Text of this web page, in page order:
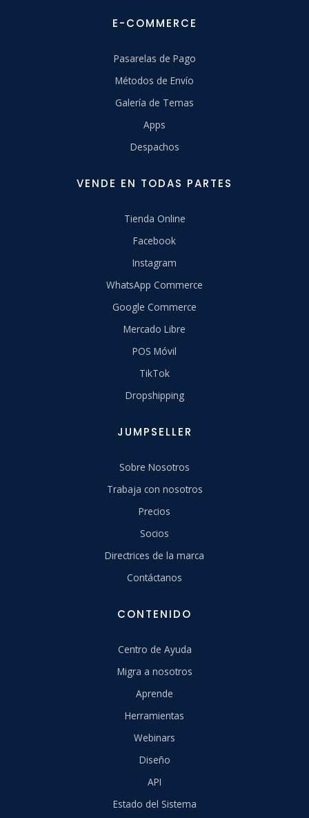
E-COMMERCE
Pasarelas de Pago
Métodos de Envío
Galería de Temas
Apps
Despachos
VENDE EN TODAS PARTES
Tienda Online
Facebook
Instagram
WhatsApp Commerce
Google Commerce
Mercado Libre
POS Móvil
TikTok
Dropshipping
JUMPSELLER
Sobre Nosotros
Trabaja con nosotros
Precios
Socios
Directrices de la marca
Contáctanos
CONTENIDO
Centro de Ayuda
Migra a nosotros
Aprende
Herramientas
Webinars
Diseño
API
Estado del Sistema